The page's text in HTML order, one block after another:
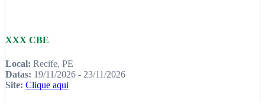
XXX CBE
Local: Recife, PE
Datas: 19/11/2026 - 23/11/2026
Site: Clique aqui